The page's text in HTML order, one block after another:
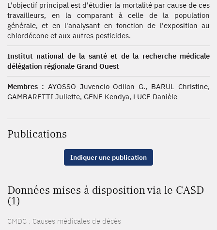
L'objectif principal est d'étudier la mortalité par cause de ces
travailleurs, en la comparant à celle de la population
générale, et en l'analysant en fonction de l'exposition au
chlordécone et aux autres pesticides.
Institut national de la santé et de la recherche médicale
délégation régionale Grand Ouest
Membres : AYOSSO Juvencio Odilon G., BARUL Christine,
GAMBARETTI Juliette, GENE Kendya, LUCE Danièle
Publications
Indiquer une publication
Données mises à disposition via le CASD
(1)
CMDC : Causes médicales de décès